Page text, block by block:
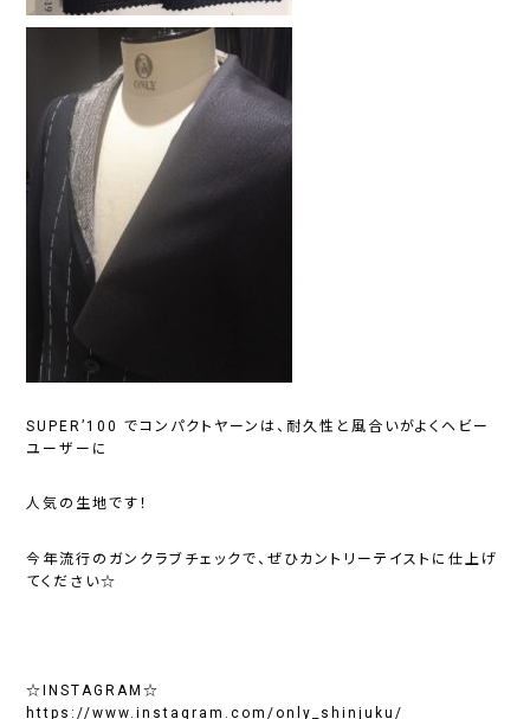
SUPER’100 でコンパクトヤーンは、耐久性と風合いがよくヘビー
ユーザーに
人気の生地です！
今年流行のガンクラブチェックで、ぜひカントリーテイストに仕上げ
てください☆
☆INSTAGRAM☆
https://www.instagram.com/only_shinjuku/